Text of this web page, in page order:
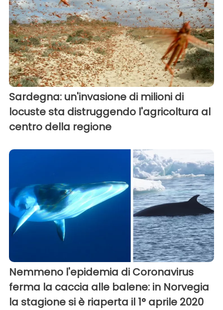
Sardegna: un'invasione di milioni di
locuste sta distruggendo l'agricoltura al
centro della regione
Nemmeno l'epidemia di Coronavirus
ferma la caccia alle balene: in Norvegia
la stagione si è riaperta il 1° aprile 2020